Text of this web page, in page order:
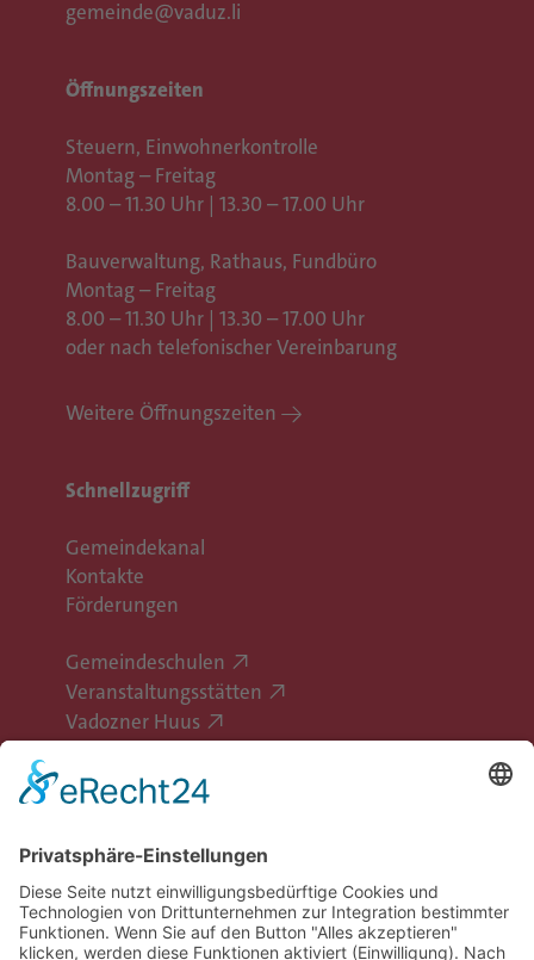
gemeinde@vaduz.li
Öffnungszeiten
Steuern, Einwohnerkontrolle
Montag – Freitag
8.00 – 11.30 Uhr | 13.30 – 17.00 Uhr
Bauverwaltung, Rathaus, Fundbüro
Montag – Freitag
8.00 – 11.30 Uhr | 13.30 – 17.00 Uhr
oder nach telefonischer Vereinbarung
Weitere Öffnungszeiten
Schnellzugriff
Gemeindekanal
Kontakte
Förderungen
Gemeindeschulen
Veranstaltungsstätten
Vadozner Huus